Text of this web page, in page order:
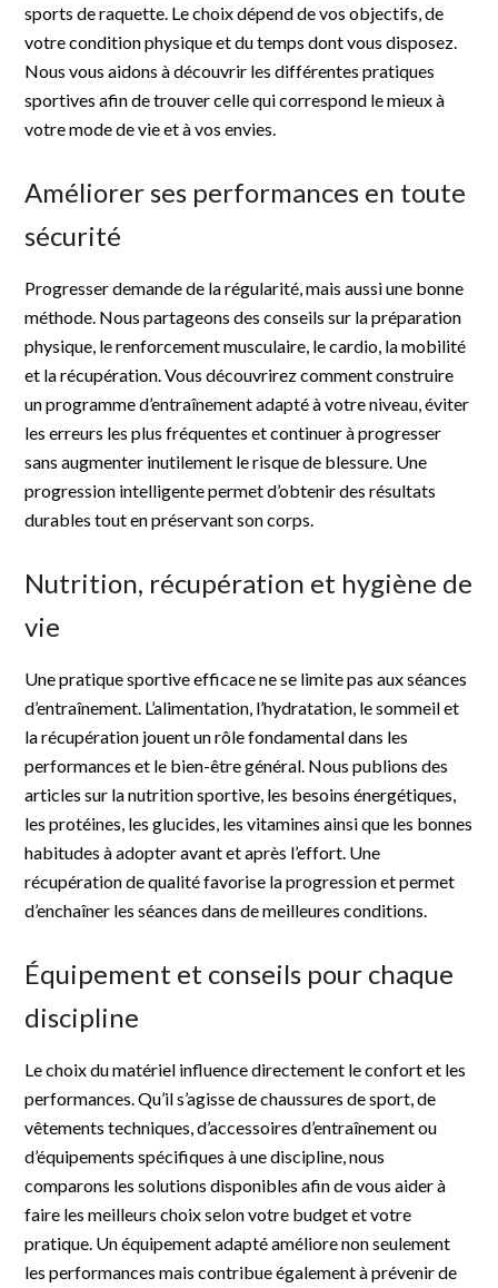
sports de raquette. Le choix dépend de vos objectifs, de
votre condition physique et du temps dont vous disposez.
Nous vous aidons à découvrir les différentes pratiques
sportives afin de trouver celle qui correspond le mieux à
votre mode de vie et à vos envies.
Améliorer ses performances en toute
sécurité
Progresser demande de la régularité, mais aussi une bonne
méthode. Nous partageons des conseils sur la préparation
physique, le renforcement musculaire, le cardio, la mobilité
et la récupération. Vous découvrirez comment construire
un programme d’entraînement adapté à votre niveau, éviter
les erreurs les plus fréquentes et continuer à progresser
sans augmenter inutilement le risque de blessure. Une
progression intelligente permet d’obtenir des résultats
durables tout en préservant son corps.
Nutrition, récupération et hygiène de
vie
Une pratique sportive efficace ne se limite pas aux séances
d’entraînement. L’alimentation, l’hydratation, le sommeil et
la récupération jouent un rôle fondamental dans les
performances et le bien-être général. Nous publions des
articles sur la nutrition sportive, les besoins énergétiques,
les protéines, les glucides, les vitamines ainsi que les bonnes
habitudes à adopter avant et après l’effort. Une
récupération de qualité favorise la progression et permet
d’enchaîner les séances dans de meilleures conditions.
Équipement et conseils pour chaque
discipline
Le choix du matériel influence directement le confort et les
performances. Qu’il s’agisse de chaussures de sport, de
vêtements techniques, d’accessoires d’entraînement ou
d’équipements spécifiques à une discipline, nous
comparons les solutions disponibles afin de vous aider à
faire les meilleurs choix selon votre budget et votre
pratique. Un équipement adapté améliore non seulement
les performances mais contribue également à prévenir de